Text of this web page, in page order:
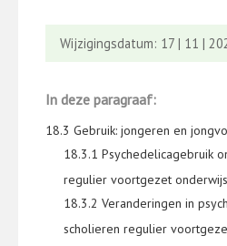
Wijzigingsdatum: 17 | 11 |
In deze paragraaf:
18.3 Gebruik: jongeren en
18.3.1 Psychedelicagebruik
regulier voortgezet onderwijs
18.3.2 Veranderingen in
scholieren regulier